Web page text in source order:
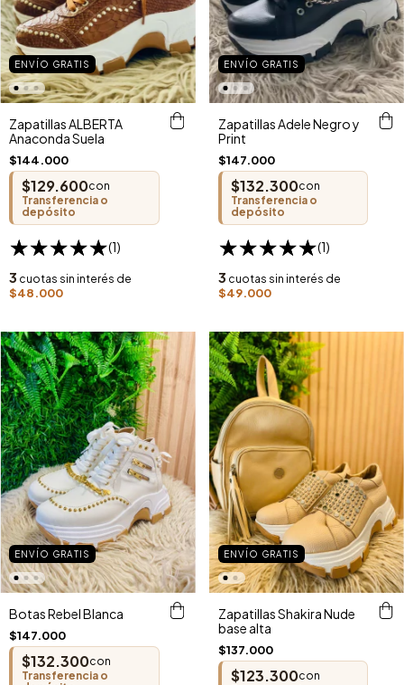
ENVÍO GRATIS
Zapatillas ALBERTA
Anaconda Suela
$144.000
$129.600con
Transferencia o
depósito
(1)
3 cuotas sin interés de
$48.000
ENVÍO GRATIS
Zapatillas Adele Negro y
Print
$147.000
$132.300con
Transferencia o
depósito
(1)
3 cuotas sin interés de
$49.000
ENVÍO GRATIS
Botas Rebel Blanca
$147.000
$132.300con
Transferencia o
ENVÍO GRATIS
Zapatillas Shakira Nude
base alta
$137.000
$123.300con